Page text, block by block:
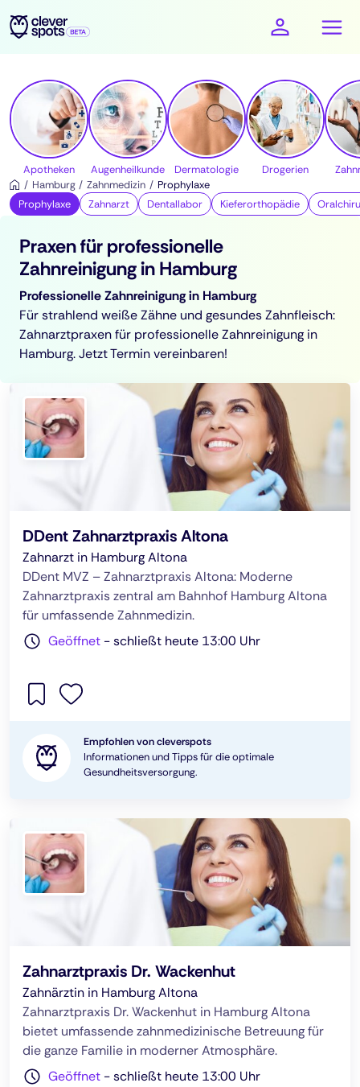
cleverspots - Gesundheit
Apotheken Augenheilkunde Dermatologie Drogerien
Hamburg
Zahnmedizin
Prophylaxe
Prophylaxe
Zahnarzt Dentallabor Kieferorthopädie
Praxen für professionelle
Zahnreinigung in Hamburg
Professionelle Zahnreinigung in Hamburg
Für strahlend weiße Zähne und gesundes Zahnfleisch:
Zahnarztpraxen für professionelle Zahnreinigung in
Hamburg. Jetzt Termin vereinbaren!
DDent Zahnarztpraxis Altona
Zahnarzt in Hamburg Altona
DDent MVZ – Zahnarztpraxis Altona: Moderne
Zahnarztpraxis zentral am Bahnhof Hamburg Altona
für umfassende Zahnmedizin.
Geöffnet -schließt heute 13:00 Uhr
Empfohlen von cleverspots
Informationen und Tipps für die optimale
Gesundheitsversorgung.
Zahnarztpraxis Dr. Wackenhut
Zahnärztin in Hamburg Altona
Zahnarztpraxis Dr. Wackenhut in Hamburg Altona
bietet umfassende zahnmedizinische Betreuung für
die ganze Familie in moderner Atmosphäre.
Geöffnet -schließt heute 13:00 Uhr